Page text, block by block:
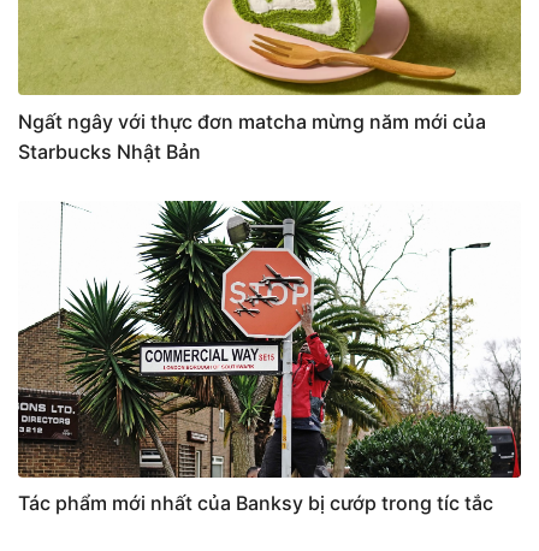
Ngất ngây với thực đơn matcha mừng năm mới của
Starbucks Nhật Bản
Tác phẩm mới nhất của Banksy bị cướp trong tíc tắc